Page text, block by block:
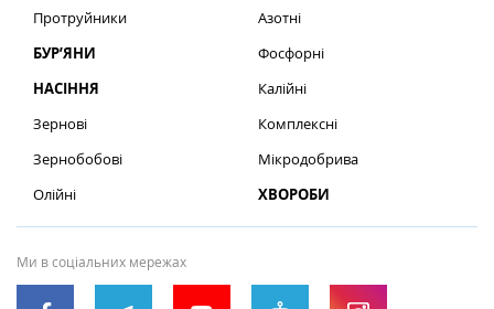
Протруйники
БУР’ЯНИ
НАСІННЯ
Зернові
Зернобобові
Олійні
Азотні
Фосфорні
Калійні
Комплексні
Мікродобрива
ХВОРОБИ
Ми в соціальних мережах